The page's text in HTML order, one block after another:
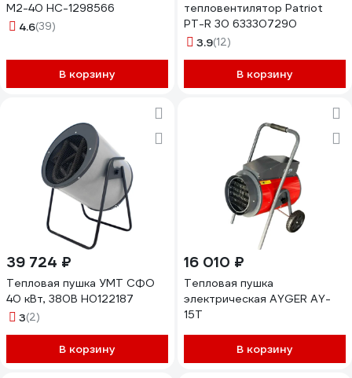
M2-40 НС-1298566
4.6(39)
В корзину
тепловентилятор Patriot
PT-R 30 633307290
3.9(12)
В корзину
39 724 ₽
Тепловая пушка УМТ СФО
40 кВт, 380В Н0122187
3(2)
В корзину
16 010 ₽
Тепловая пушка
электрическая AYGER AY-
15T
В корзину